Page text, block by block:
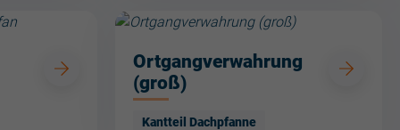
Ortgangverwahrung
(groß)
Kantteil Dachpfanne